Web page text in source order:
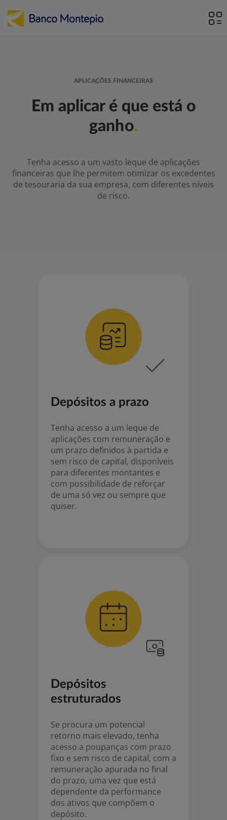
APLICAÇÕES FINANCEIRAS
Em aplicar é que está o
ganho.
Tenha acesso a um vasto leque de aplicações
financeiras que lhe permitem otimizar os excedentes
de tesouraria da sua empresa, com diferentes níveis
de risco.
Depósitos a prazo
Tenha acesso a um leque de
aplicações com remuneração e
um prazo definidos à partida e
sem risco de capital, disponíveis
para diferentes montantes e
com possibilidade de reforçar
de uma só vez ou sempre que
quiser.
Depósitos
estruturados
Se procura um potencial
retorno mais elevado, tenha
acesso a poupanças com prazo
fixo e sem risco de capital, com a
remuneração apurada no final
do prazo, uma vez que está
dependente da performance
dos ativos que compõem o
depósito.